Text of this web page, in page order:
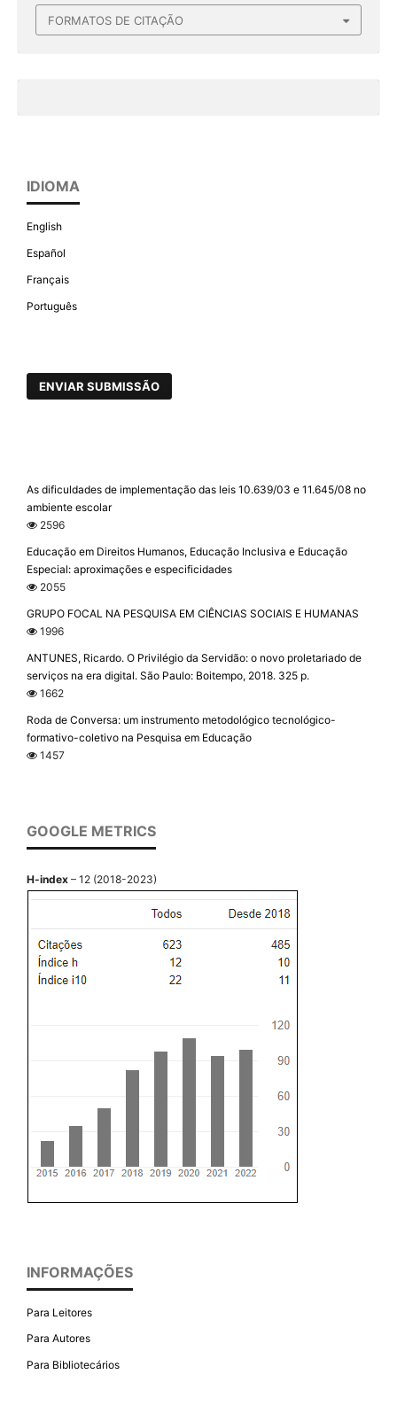
FORMATOS DE CITAÇÃO
IDIOMA
English
Español
Français
Português
ENVIAR SUBMISSÃO
As dificuldades de implementação das leis 10.639/03 e 11.645/08 no
ambiente escolar
2596
Educação em Direitos Humanos, Educação Inclusiva e Educação
Especial: aproximações e especificidades
2055
GRUPO FOCAL NA PESQUISA EM CIÊNCIAS SOCIAIS E HUMANAS
1996
ANTUNES, Ricardo. O Privilégio da Servidão: o novo proletariado de
serviços na era digital. São Paulo: Boitempo, 2018. 325 p.
1662
Roda de Conversa: um instrumento metodológico tecnológico-
formativo-coletivo na Pesquisa em Educação
1457
GOOGLE METRICS
H-index – 12 (2018-2023)
INFORMAÇÕES
Para Leitores
Para Autores
Para Bibliotecários